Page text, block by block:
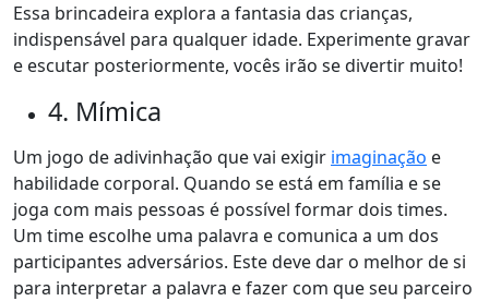
Essa brincadeira explora a fantasia das crianças,
indispensável para qualquer idade. Experimente gravar
e escutar posteriormente, vocês irão se divertir muito!
4. Mímica
Um jogo de adivinhação que vai exigir imaginação e
habilidade corporal. Quando se está em família e se
joga com mais pessoas é possível formar dois times.
Um time escolhe uma palavra e comunica a um dos
participantes adversários. Este deve dar o melhor de si
para interpretar a palavra e fazer com que seu parceiro